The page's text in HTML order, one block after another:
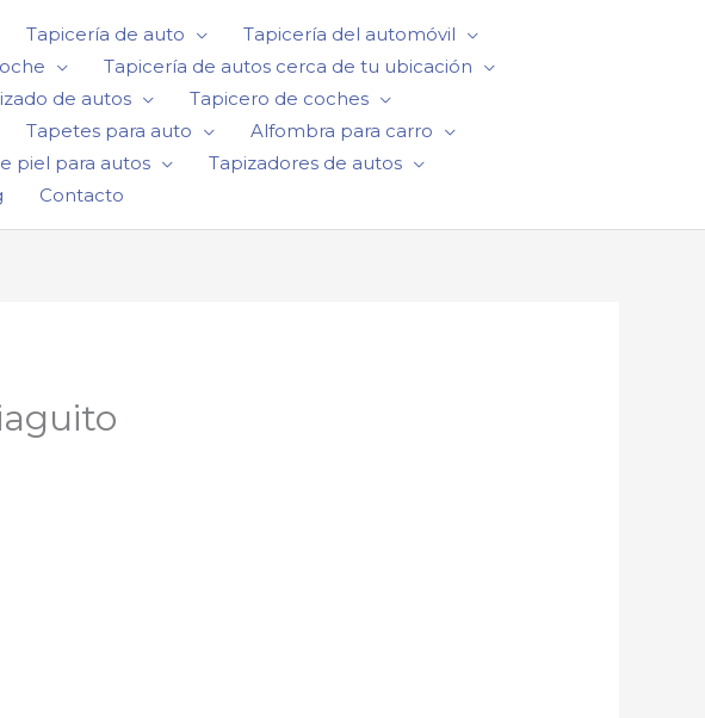
Tapicería de auto
Tapicería del automóvil
Tapicería de autos cerca de tu ubicación
de autos
Tapicero de coches
Tapetes para auto
Alfombra para carro
piel para autos
Tapizadores de autos
Contacto